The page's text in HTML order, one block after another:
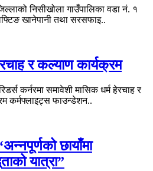
निसीखोला गाउँपालिका वडा नं. १
खानेपानी तथा सरसफाइ..
र कल्याण कार्यक्रम
कर्नरमा समावेशी मासिक धर्म हेरचाह र
कर्मफ्लाइट्स फाउन्डेशन..
छायाँमा
यात्रा”